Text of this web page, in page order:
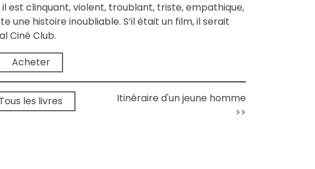
est clinquant, violent, troublant, triste, empathique,
une histoire inoubliable. S’il était un film, il serait
Ciné Club.
Acheter➔
Tous les livres
Itinéraire d'un jeune homme
>>